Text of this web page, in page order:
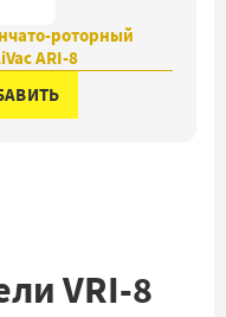
роторный
ARI-8
VRI-8